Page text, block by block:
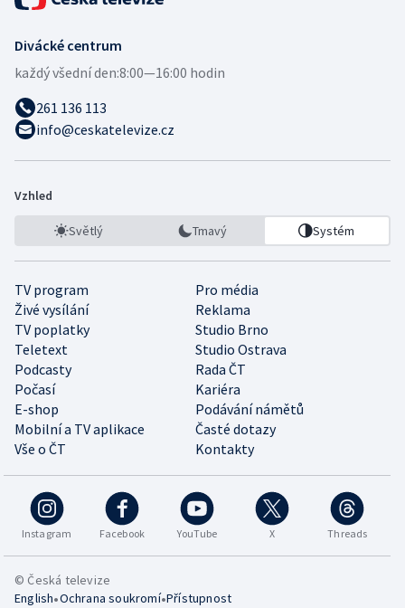
Divácké centrum
každý všední den:8:00—16:00 hodin
261 136 113
info@ceskatelevize.cz
Vzhled
Světlý Tmavý Systém
TV program
Pro média
Živé vysílání
Reklama
TV poplatky
Studio Brno
Teletext
Studio Ostrava
Podcasty
Rada ČT
Počasí
Kariéra
E-shop
Podávání námětů
Mobilní a TV aplikace
Časté dotazy
Vše o ČT
Kontakty
Instagram Facebook YouTube X Threads
© Česká televize
English•Ochrana soukromí•Přístupnost